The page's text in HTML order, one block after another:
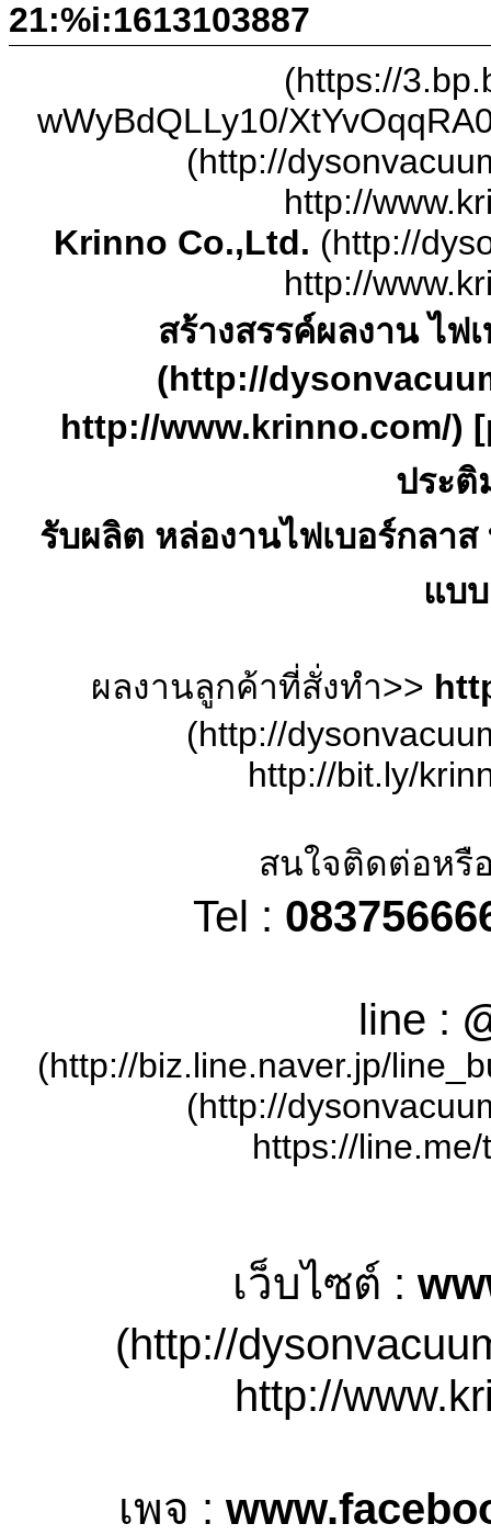
21:%i:1613103887
(https://
wWyBdQLLy10/
(http://
http://
Krinno Co.,Ltd. (http://
http://
สร้างสรรค์ผลงาน ไฟ
(http://
http://www.krinno.com/)
ประติ
รับผลิต หล่องานไฟเบอร์กลา
แบ
ผลงานลูกค้าที่สั่งทำ>>
(http://
http://bit.ly/
สนใจติดต่อหรื
Tel :
line :
(http://biz.line.naver.jp/
(http://
https://
เว็บไซต์ :
(http://
http://
เพจ :